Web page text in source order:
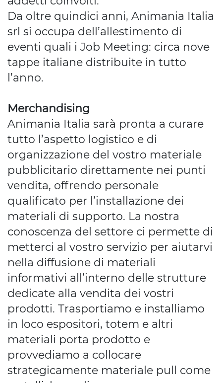
Da oltre quindici anni, Animania Italia
srl si occupa dell’allestimento di
eventi quali i Job Meeting: circa nove
tappe italiane distribuite in tutto
l’anno.
Merchandising
Animania Italia sarà pronta a curare
tutto l’aspetto logistico e di
organizzazione del vostro materiale
pubblicitario direttamente nei punti
vendita, offrendo personale
qualificato per l’installazione dei
materiali di supporto. La nostra
conoscenza del settore ci permette di
metterci al vostro servizio per aiutarvi
nella diffusione di materiali
informativi all’interno delle strutture
dedicate alla vendita dei vostri
prodotti. Trasportiamo e installiamo
in loco espositori, totem e altri
materiali porta prodotto e
provvediamo a collocare
strategicamente materiale pull come